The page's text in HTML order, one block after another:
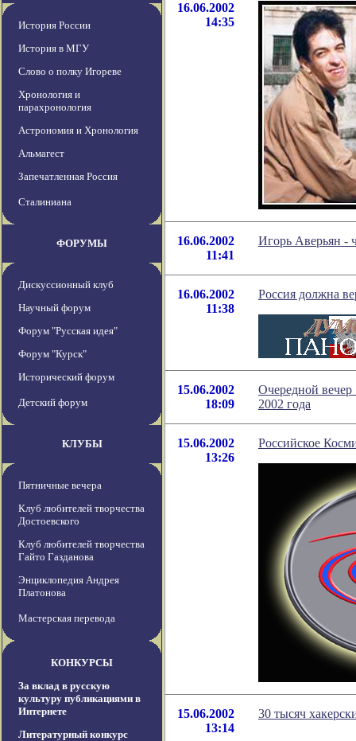
История России
История в МГУ
Слово о полку Игореве
Хронология и
парахронология
Астрономия и Хронология
Альмагест
Запечатленная Россия
Сталиниана
ФОРУМЫ
Дискуссионный клуб
Научный форум
Форум "Русская идея"
Форум "Курск"
Исторический форум
Детский форум
КЛУБЫ
Пятничные вечера
Клуб любителей творчества
Достоевского
Клуб любителей творчества
Гайто Газданова
Энциклопедия Андрея
Платонова
Мастерская перевода
КОНКУРСЫ
За вклад в русскую
культуру публикациями в
Интернете
Литературный конкурс
16.06.2002
14:35
16.06.2002
11:41
Игорь Аверьян -
16.06.2002
11:38
Россия должна
15.06.2002
18:09
Очередной вечер
2002 года
15.06.2002
13:26
Российское
15.06.2002
13:14
30 тысяч